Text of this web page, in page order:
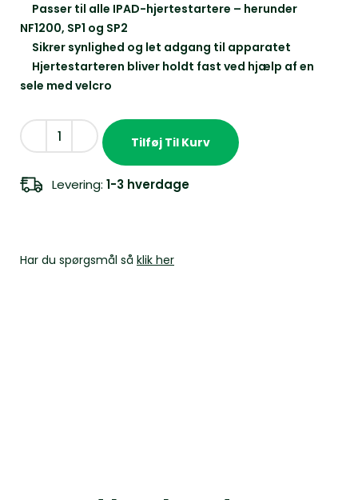
Passer til alle IPAD-hjertestartere – herunder
NF1200, SP1 og SP2
Sikrer synlighed og let adgang til apparatet
Hjertestarteren bliver holdt fast ved hjælp af en
sele med velcro
Tilføj Til Kurv
Levering: 1-3 hverdage
Har du spørgsmål så klik her